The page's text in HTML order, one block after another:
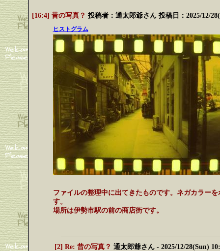
[16:4] 昔の写真？ 投稿者： 通太郎爺さん投稿日：2025/12/
ヒストグラム
ファイルの整理中に出てきたものです。ネガカラー
す。
場所は伊勢市駅の前の商店街です。
[2] Re: 昔の写真？ 通太郎爺さん- 2025/12/28(Sun)